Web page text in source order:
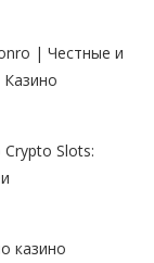
| Честные и
Slots:
казино